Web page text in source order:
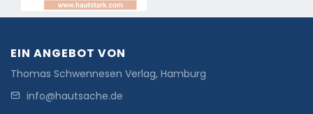
EIN ANGEBOT VON
Thomas Schwennesen Verlag, Hamburg
info@hautsache.de